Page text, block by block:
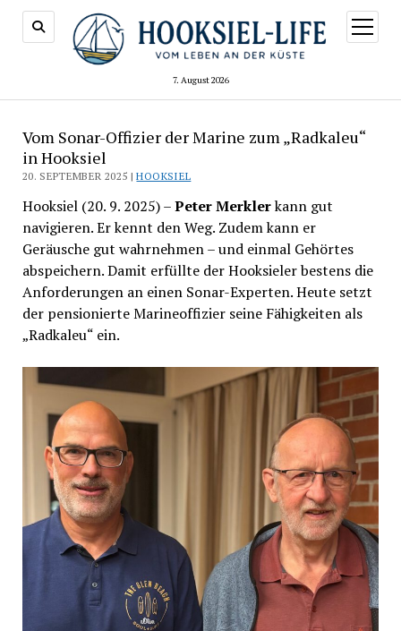
7. August 2026
Menü
öffnen
Vom Sonar-Offizier der Marine zum „Radkaleu“
in Hooksiel
20. SEPTEMBER 2025 |HOOKSIEL
Hooksiel (20. 9. 2025) –Peter Merklerkann gut
navigieren. Er kennt den Weg. Zudem kann er
Geräusche gut wahrnehmen – und einmal Gehörtes
abspeichern. Damit erfüllte der Hooksieler bestens die
Anforderungen an einen Sonar-Experten. Heute setzt
der pensionierte Marineoffizier seine Fähigkeiten als
„Radkaleu“ ein.